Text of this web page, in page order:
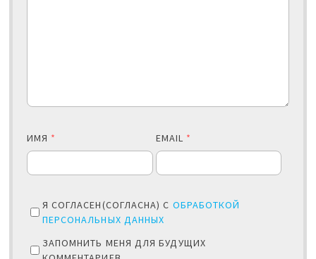
ИМЯ * EMAIL *
Я СОГЛАСЕН(СОГЛАСНА) С ОБРАБОТКОЙ
ПЕРСОНАЛЬНЫХ ДАННЫХ
ЗАПОМНИТЬ МЕНЯ ДЛЯ БУДУЩИХ